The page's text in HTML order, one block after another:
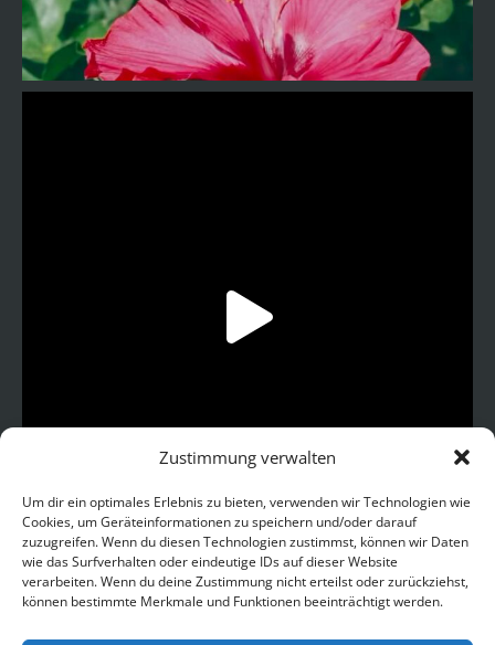
Zustimmung verwalten
Um dir ein optimales Erlebnis zu bieten, verwenden wir Technologien wie
Cookies, um Geräteinformationen zu speichern und/oder darauf
zuzugreifen. Wenn du diesen Technologien zustimmst, können wir Daten
wie das Surfverhalten oder eindeutige IDs auf dieser Website
verarbeiten. Wenn du deine Zustimmung nicht erteilst oder zurückziehst,
können bestimmte Merkmale und Funktionen beeinträchtigt werden.
Cargar más Seguir en Instagram